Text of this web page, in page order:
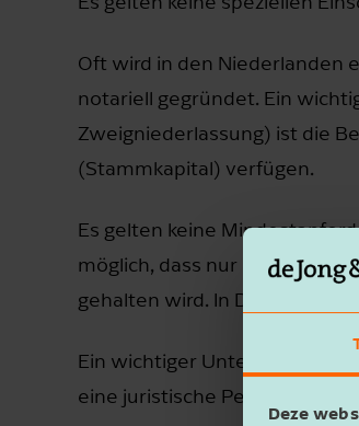
Deze
Oft wird in den Niederlanden
notariell gegründet. Ein
Zweigniederlassung) ist die
(Stammkapital) verfügen.
Es gelten keine
möglich, dass nur ein Anteil
gehalten wird. In
Ein wichtiger Unterschied
eine juristische Person sein